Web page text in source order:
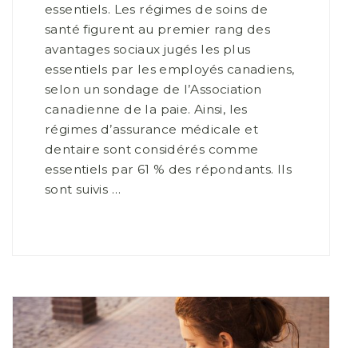
essentiels. Les régimes de soins de
santé figurent au premier rang des
avantages sociaux jugés les plus
essentiels par les employés canadiens,
selon un sondage de l’Association
canadienne de la paie. Ainsi, les
régimes d’assurance médicale et
dentaire sont considérés comme
essentiels par 61 % des répondants. Ils
sont suivis …